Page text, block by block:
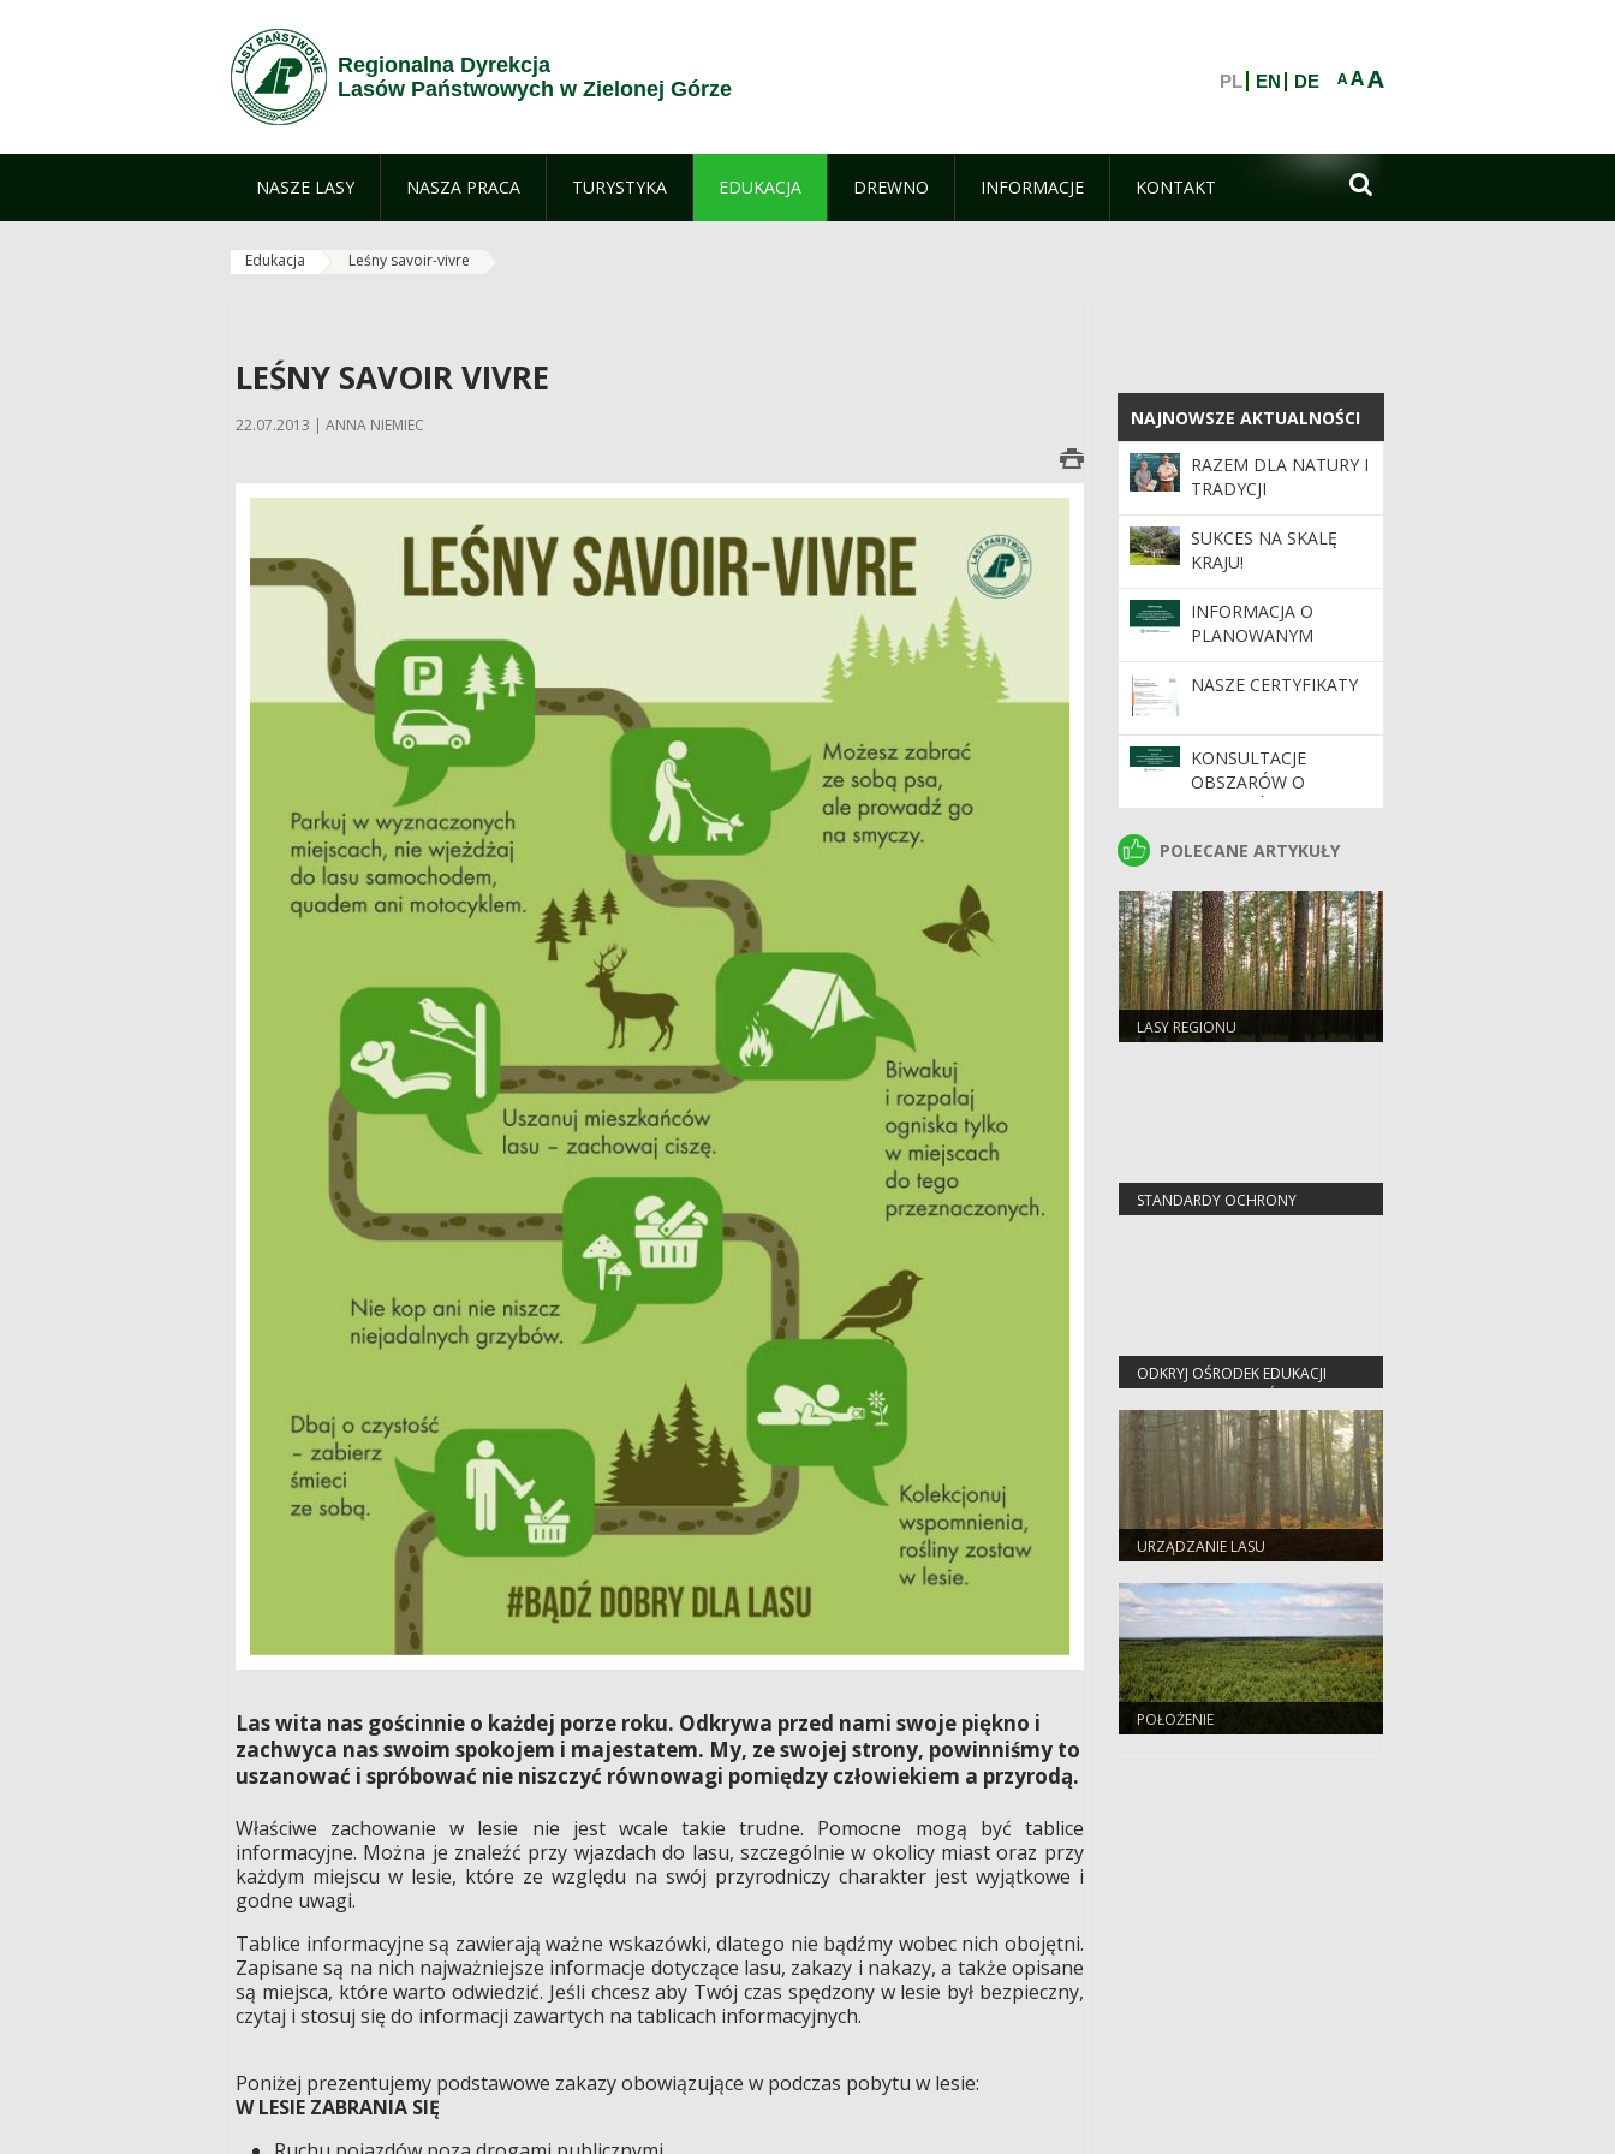
Regionalna Dyrekcja
Lasów Państwowych w Zielonej Górze
AAA
PL EN DE
NASZE LASY NASZA PRACA TURYSTYKA EDUKACJA DREWNO INFORMACJE KONTAKT 
Edukacja Leśny savoir-vivre
LEŚNY SAVOIR VIVRE
22.07.2013 | ANNA NIEMIEC
Las wita nas gościnnie o każdej porze roku. Odkrywa przed nami swoje piękno i
zachwyca nas swoim spokojem i majestatem. My, ze swojej strony, powinniśmy to
uszanować i spróbować nie niszczyć równowagi pomiędzy człowiekiem a przyrodą.
Właściwe zachowanie w lesie nie jest wcale takie trudne. Pomocne mogą być tablice
informacyjne. Można je znaleźć przy wjazdach do lasu, szczególnie w okolicy miast oraz przy
każdym miejscu w lesie, które ze względu na swój przyrodniczy charakter jest wyjątkowe i
godne uwagi.
Tablice informacyjne są zawierają ważne wskazówki, dlatego nie bądźmy wobec nich obojętni.
Zapisane są na nich najważniejsze informacje dotyczące lasu, zakazy i nakazy, a także opisane
są miejsca, które warto odwiedzić. Jeśli chcesz aby Twój czas spędzony w lesie był bezpieczny,
czytaj i stosuj się do informacji zawartych na tablicach informacyjnych.
Poniżej prezentujemy podstawowe zakazy obowiązujące w podczas pobytu w lesie:
W LESIE ZABRANIA SIĘ
NAJNOWSZE AKTUALNOŚCI
NAJNOWSZE AKTUALNOŚCI
RAZEM DLA NATURY I
TRADYCJI
SUKCES NA SKALĘ
KRAJU!
INFORMACJA O
PLANOWANYM
WDROŻENIU
DYNAMICZNEGO
NASZE CERTYFIKATY
KONSULTACJE
OBSZARÓW O
SZCZEGÓLNYCH
OCHRONNYCH HCV
NADLEŚNICTW
REGIONALNEJ
DYREKCJI LASÓW
PAŃSTWOWYCH W
ZIELONEJ GÓRZE
POLECANE ARTYKUŁY
POLECANE ARTYKUŁY
LASY REGIONU
STANDARDY OCHRONY
MAŁOLETNICH
ODKRYJ OŚRODEK EDUKACJI
PRZYRODNICZO-LEŚNEJ W
JEZIORACH WYSOKICH
URZĄDZANIE LASU
POŁOŻENIE